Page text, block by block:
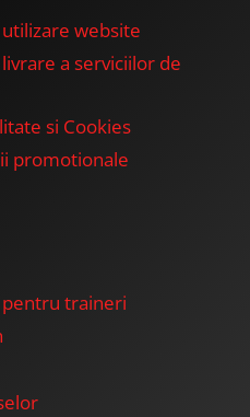
website
a serviciilor de
si Cookies
promotionale
traineri